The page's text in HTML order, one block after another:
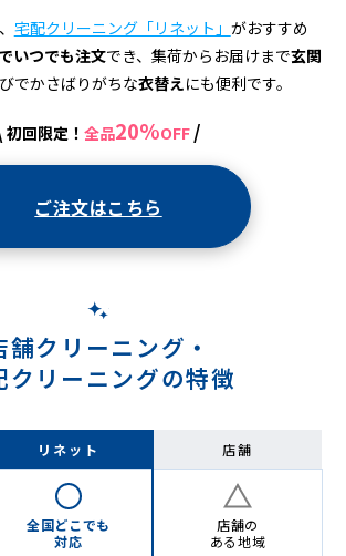
宅配クリーニング「リネット」 がおすすめ
いつでも注文でき、集荷からお届けまで玄関
でかさばりがちな衣替えにも便利です。
初回限定！ 全品20%OFF /
ご注文はこちら
舗クリーニング・
クリーニングの特徴
リネット 店舗
全国どこでも
対応
店舗の
ある地域